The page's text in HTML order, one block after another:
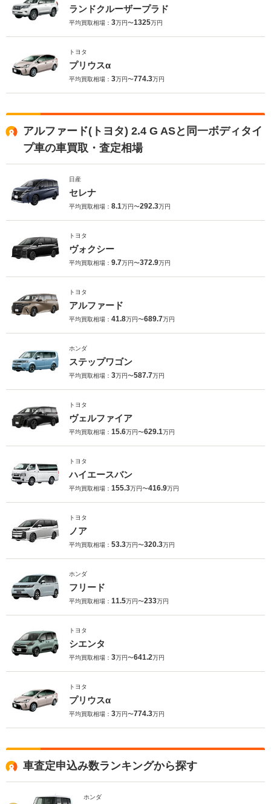
ランドクルーザープラド
平均買取相場： 3万円〜1325万円
トヨタ
プリウスα
平均買取相場： 3万円〜774.3万円
アルファード(トヨタ) 2.4 G ASと同一ボディタイ
プ車の車買取・査定相場
日産
セレナ
平均買取相場： 8.1万円〜292.3万円
トヨタ
ヴォクシー
平均買取相場： 9.7万円〜372.9万円
トヨタ
アルファード
平均買取相場： 41.8万円〜689.7万円
ホンダ
ステップワゴン
平均買取相場： 3万円〜587.7万円
トヨタ
ヴェルファイア
平均買取相場： 15.6万円〜629.1万円
トヨタ
ハイエースバン
平均買取相場： 155.3万円〜416.9万円
トヨタ
ノア
平均買取相場： 53.3万円〜320.3万円
ホンダ
フリード
平均買取相場： 11.5万円〜233万円
トヨタ
シエンタ
平均買取相場： 3万円〜641.2万円
トヨタ
プリウスα
平均買取相場： 3万円〜774.3万円
車査定申込み数ランキングから探す
ホンダ